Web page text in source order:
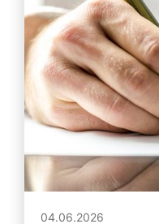
04.06.2026